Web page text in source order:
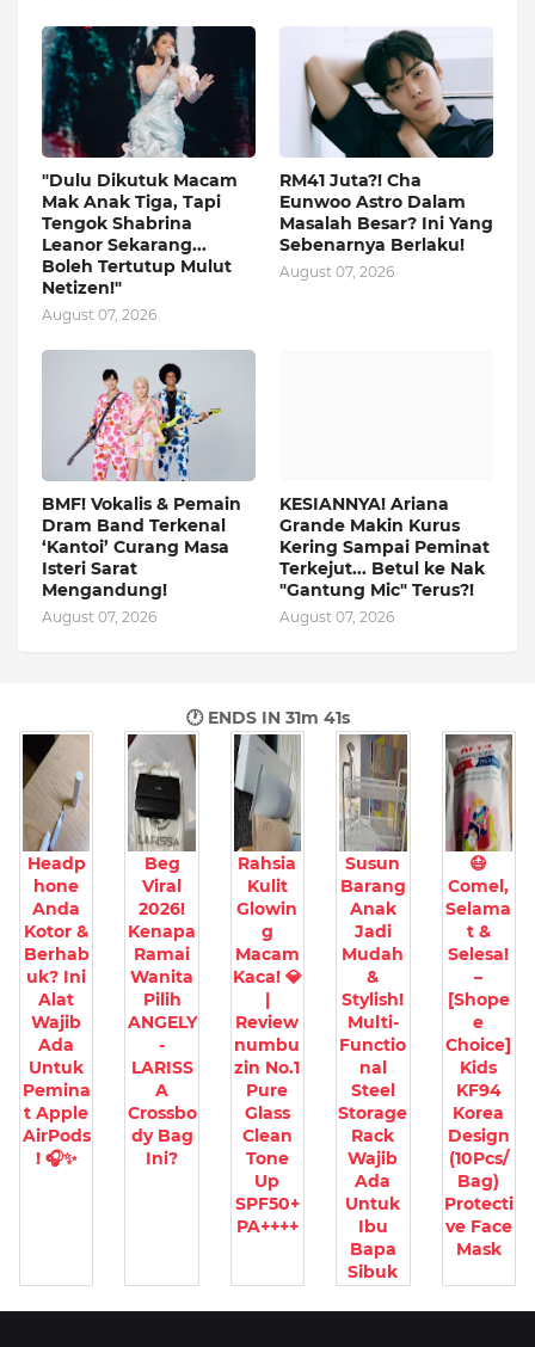
"Dulu Dikutuk Macam
Mak Anak Tiga, Tapi
Tengok Shabrina
Leanor Sekarang...
Boleh Tertutup Mulut
Netizen!"
August 07, 2026
RM41 Juta?! Cha
Eunwoo Astro Dalam
Masalah Besar? Ini Yang
Sebenarnya Berlaku!
August 07, 2026
BMF! Vokalis & Pemain
Dram Band Terkenal
‘Kantoi’ Curang Masa
Isteri Sarat
Mengandung!
August 07, 2026
KESIANNYA! Ariana
Grande Makin Kurus
Kering Sampai Peminat
Terkejut... Betul ke Nak
"Gantung Mic" Terus?!
August 07, 2026
🕐 ENDS IN 31m 40s
Headp
hone
Anda
Kotor &
Berhab
uk? Ini
Alat
Wajib
Ada
Untuk
Pemina
t Apple
AirPods
! 🎧✨
Beg
Viral
2026!
Kenapa
Ramai
Wanita
Pilih
ANGELY
-
LARISS
A
Crossbo
dy Bag
Ini?
Rahsia
Kulit
Glowin
g
Macam
Kaca! 💎
|
Review
numbu
zin No.1
Pure
Glass
Clean
Tone
Up
SPF50+
PA++++
Susun
Barang
Anak
Jadi
Mudah
&
Stylish!
Multi-
Functio
nal
Steel
Storage
Rack
Wajib
Ada
Untuk
Ibu
Bapa
Sibuk
😷
Comel,
Selama
t &
Selesa!
–
[Shope
e
Choice]
Kids
KF94
Korea
Design
(10Pcs/
Bag)
Protecti
ve Face
Mask